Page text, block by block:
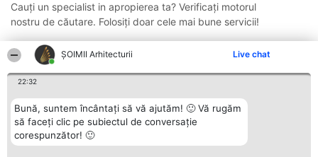
ȘOIMII Arhitecturii Live chat
22:32
Bună, suntem încântați să vă ajutăm! 🙂 Vă rugăm
să faceți clic pe subiectul de conversație
corespunzător! 🙂
Cauți un specialist in apropierea ta? Verificați motorul
nostru de căutare. Folosiți doar cele mai bune servicii!